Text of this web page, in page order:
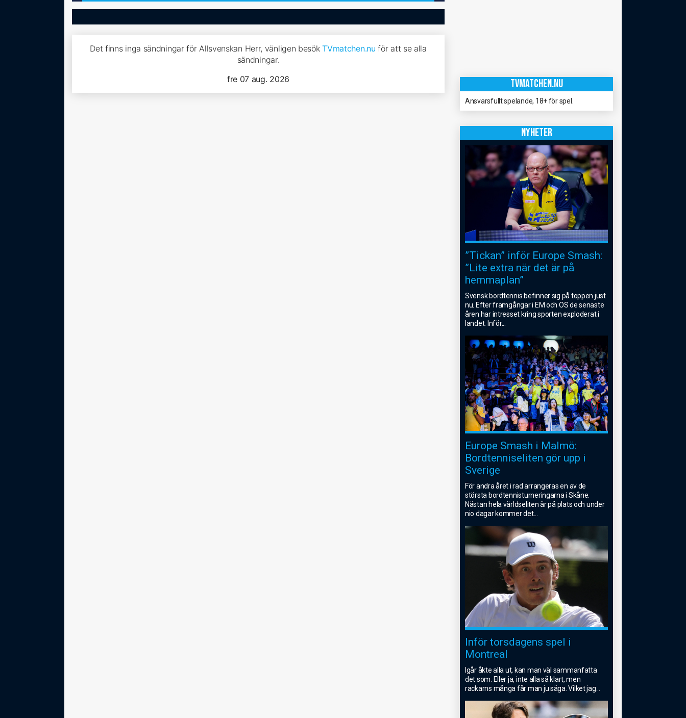
Det finns inga sändningar för Allsvenskan Herr, vänligen besökTVmatchen.nu för att se alla
sändningar.
fre 07 aug. 2026
TVMATCHEN.NU
Ansvarsfullt spelande, 18+ för spel.
NYHETER
”Tickan” inför Europe Smash:
”Lite extra när det är på
hemmaplan”
Svensk bordtennis befinner sig på toppen just
nu. Efter framgångar i EM och OS de senaste
åren har intresset kring sporten exploderat i
landet. Inför...
Europe Smash i Malmö:
Bordtenniseliten gör upp i
Sverige
För andra året i rad arrangeras en av de
största bordtennisturneringarna i Skåne.
Nästan hela världseliten är på plats och under
nio dagar kommer det...
Inför torsdagens spel i
Montreal
Igår åkte alla ut, kan man väl sammanfatta
det som. Eller ja, inte alla så klart, men
rackarns många får man ju säga. Vilket jag